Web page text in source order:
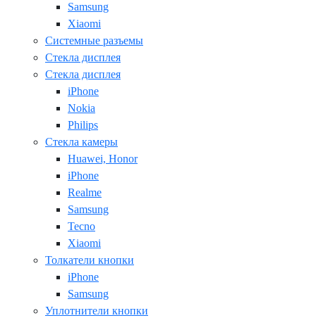
Samsung
Xiaomi
Системные разъемы
Стекла дисплея
Стекла дисплея
iPhone
Nokia
Philips
Стекла камеры
Huawei, Honor
iPhone
Realme
Samsung
Tecno
Xiaomi
Толкатели кнопки
iPhone
Samsung
Уплотнители кнопки